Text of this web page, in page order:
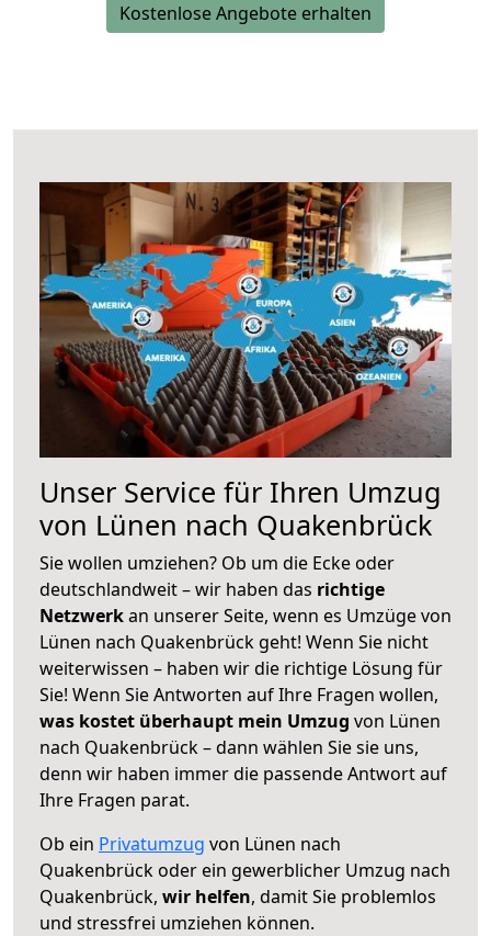
Kostenlose Angebote erhalten
Unser Service für Ihren Umzug
von Lünen nach Quakenbrück
Sie wollen umziehen? Ob um die Ecke oder
deutschlandweit – wir haben das richtige
Netzwerkan unserer Seite, wenn es Umzüge von
Lünen nach Quakenbrück geht! Wenn Sie nicht
weiterwissen – haben wir die richtige Lösung für
Sie! Wenn Sie Antworten auf Ihre Fragen wollen,
was kostet überhaupt mein Umzug von Lünen
nach Quakenbrück – dann wählen Sie sie uns,
denn wir haben immer die passende Antwort auf
Ihre Fragen parat.
Ob ein Privatumzug von Lünen nach
Quakenbrück oder ein gewerblicher Umzug nach
Quakenbrück, wir helfen, damit Sie problemlos
und stressfrei umziehen können.